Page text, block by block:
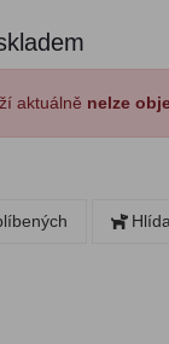
aktuálně nelze